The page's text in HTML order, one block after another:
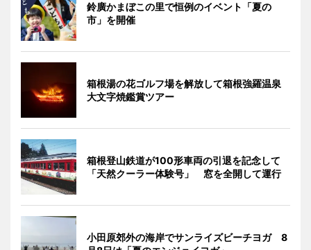
鈴廣かまぼこの里で恒例のイベント「夏の
市」を開催
箱根湯の花ゴルフ場を解放して箱根強羅温泉
大文字焼鑑賞ツアー
箱根登山鉄道が100形車両の引退を記念して
「天然クーラー体験号」 窓を全開して運行
小田原郊外の海岸でサンライズビーチヨガ 8